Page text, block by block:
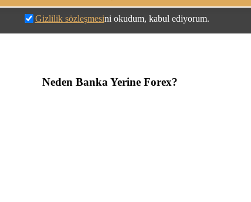
Gizlilik sözleşmesini okudum, kabul ediyorum.
Neden Banka Yerine Forex?